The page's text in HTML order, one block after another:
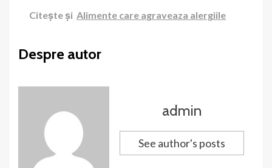
Citește și Alimente care agraveaza alergiile
Despre autor
admin
See author's posts